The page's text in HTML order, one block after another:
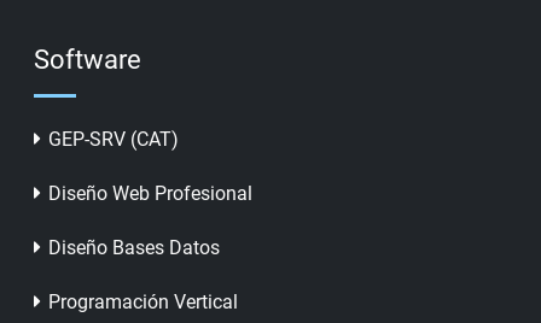
Software
GEP-SRV (CAT)
Diseño Web Profesional
Diseño Bases Datos
Programación Vertical